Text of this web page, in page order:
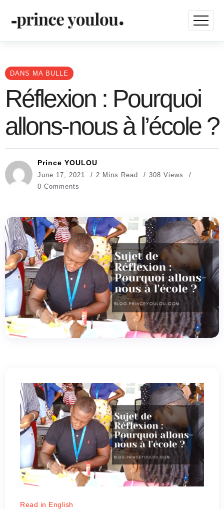
DANS MA BULLE
Réflexion : Pourquoi
allons-nous à l’école ?
Prince YOULOU
June 17, 2021 2 Mins Read
308 Views
0 Comments
Read in English